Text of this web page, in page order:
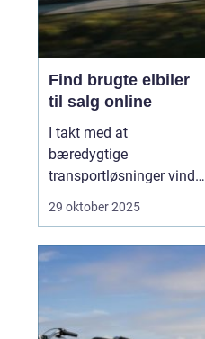
Find brugte elbiler
til salg online
I takt med at
bæredygtige
transportløsninger vinder
frem, ser flere og flere
alternativ til
Elbilerne tilbyder ikke
blot en grønnere
29 oktober 2025